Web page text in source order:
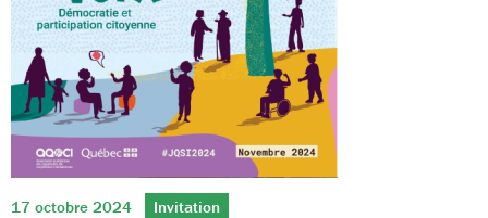
17 octobre 2024 Invitation